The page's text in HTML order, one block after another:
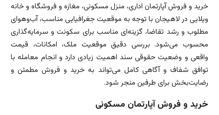
خرید و فروش آپارتمان اداری، منزل مسکونی، مغازه و فروشگاه و خانه
ویلایی در لاهیجان با توجه به موقعیت جغرافیایی مناسب، آب‌وهوای
مطلوب و رشد تقاضا، گزینه‌ای مناسب برای سکونت و سرمایه‌گذاری
محسوب می‌شود. بررسی دقیق موقعیت ملک، امکانات، قیمت
واقعی و وضعیت حقوقی سند اهمیت زیادی دارد و انجام معامله با
توافق شفاف و آگاهی کامل می‌تواند به خرید و فروش مطمئن و
رضایت‌بخش برای طرفین منجر شود.
خرید و فروش آپارتمان مسکونی